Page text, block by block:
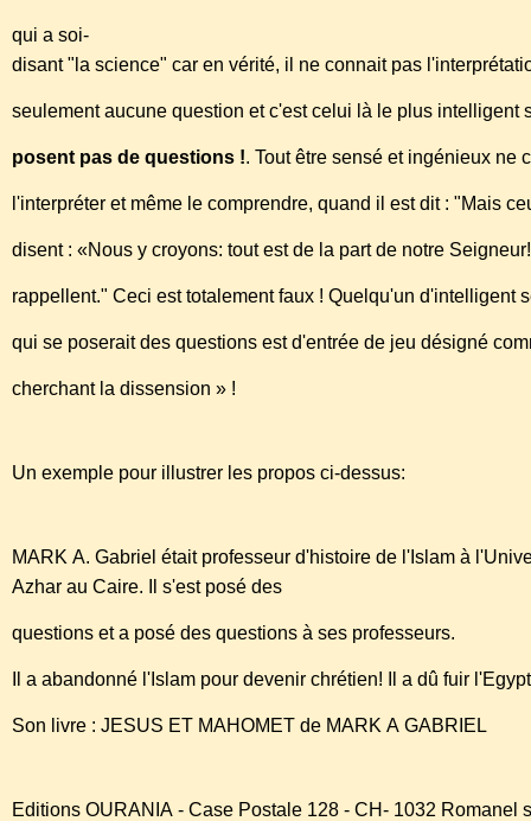
qui a soi-
disant "la science" car en vérité, il ne connait pas
seulement aucune question et c'est celui là le plus intelligent
posent pas de questions !. Tout être sensé et ingénieux
l'interpréter et même le comprendre, quand il est dit : "Mais
disent : «Nous y croyons: tout est de la part de notre
rappellent." Ceci est totalement faux ! Quelqu'un
qui se poserait des questions est d'entrée de jeu désigné
cherchant la dissension » !
Un exemple pour illustrer les propos ci-dessus:
MARK A. Gabriel était professeur d'histoire de l'Islam à
Azhar au Caire. Il s'est posé des
questions et a posé des questions à ses professeurs.
Il a abandonné l'Islam pour devenir chrétien! Il a dû fuir
Son livre : JESUS ET MAHOMET de MARK A GABRIEL
Editions OURANIA - Case Postale 128 - CH- 1032 Romanel